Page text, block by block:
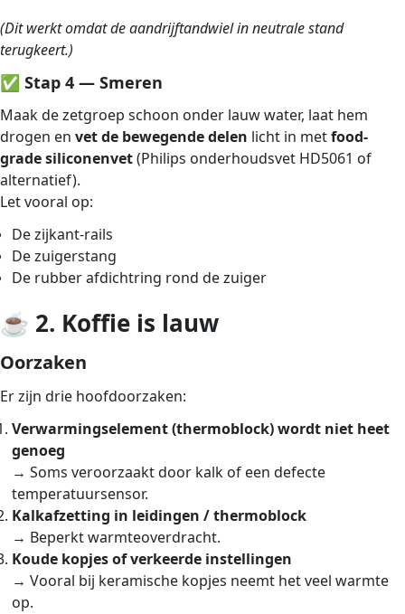
(Dit werkt omdat de aandrijftandwiel in neutrale stand
terugkeert.)
✅ Stap 4 — Smeren
Maak de zetgroep schoon onder lauw water, laat hem
drogen en vet de bewegende delen licht in metfood-
grade siliconenvet(Philips onderhoudsvet HD5061 of
alternatief).
Let vooral op:
De zijkant-rails
De zuigerstang
De rubber afdichtring rond de zuiger
☕ 2. Koffie is lauw
Oorzaken
Er zijn drie hoofdoorzaken:
Verwarmingselement (thermoblock) wordt niet heet
genoeg
→ Soms veroorzaakt door kalk of een defecte
temperatuursensor.
Kalkafzetting in leidingen / thermoblock
→ Beperkt warmteoverdracht.
Koude kopjes of verkeerde instellingen
→ Vooral bij keramische kopjes neemt het veel warmte
op.